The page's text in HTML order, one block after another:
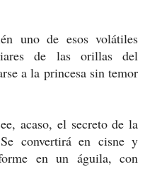
uno de esos volátiles
de las orillas del
a la princesa sin temor
acaso, el secreto de la
convertirá en cisne y
en un águila, con